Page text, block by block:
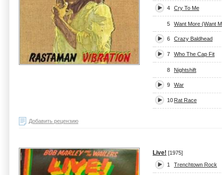
4 Cry To Me
5 Want More (Want
6 Crazy Baldhead
7 Who The Cap Fit
8 Nightshift
9 War
10 Rat Race
Добавить рецензию
Live! [1975]
1
Trenchtown Rock